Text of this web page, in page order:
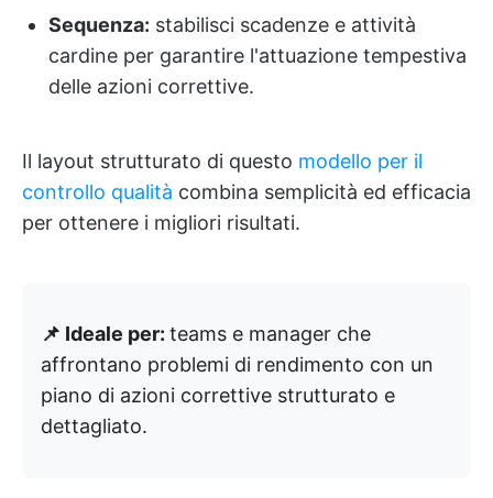
Sequenza: stabilisci scadenze e attività
cardine per garantire l'attuazione tempestiva
delle azioni correttive.
Il layout strutturato di questo modello per il
controllo qualità combina semplicità ed efficacia
per ottenere i migliori risultati.
📌 Ideale per: teams e manager che
affrontano problemi di rendimento con un
piano di azioni correttive strutturato e
dettagliato.